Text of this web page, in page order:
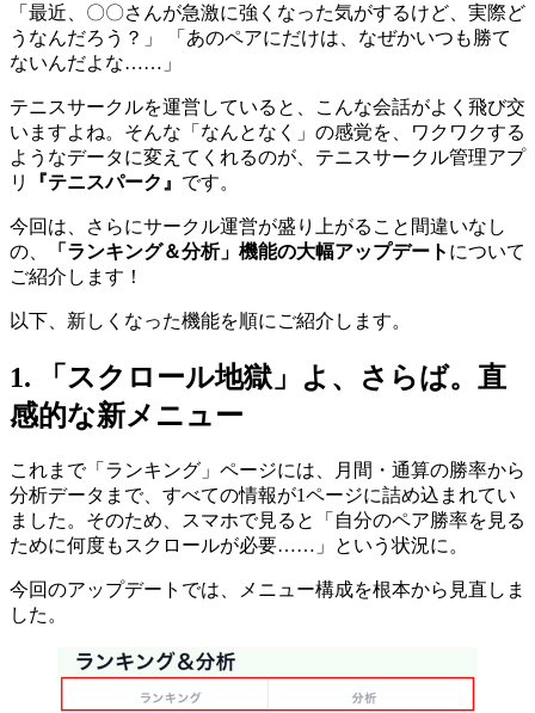
「最近、〇〇さんが急激に強くなった気がするけど、実際ど
うなんだろう？」 「あのペアにだけは、なぜかいつも勝て
ないんだよな……」
テニスサークルを運営していると、こんな会話がよく飛び交
いますよね。そんな「なんとなく」の感覚を、ワクワクする
ようなデータに変えてくれるのが、テニスサークル管理アプ
リ
『テニスパーク』 です。
今回は、さらにサークル運営が盛り上がること間違いなし
の、
「ランキング＆分析」機能の大幅アップデート について
ご紹介します！
以下、新しくなった機能を順にご紹介します。
1. 「スクロール地獄」よ、さらば。直
感的な新メニュー
これまで「ランキング」ページには、月間・通算の勝率から
分析データまで、すべての情報が1ページに詰め込まれてい
ました。そのため、スマホで見ると「自分のペア勝率を見る
ために何度もスクロールが必要……」という状況に。
今回のアップデートでは、メニュー構成を根本から見直しま
した。